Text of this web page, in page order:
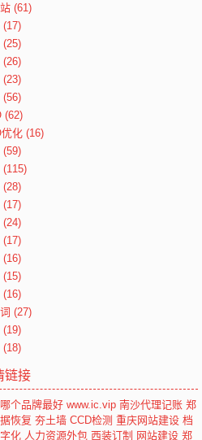
(61)
(17)
(25)
(26)
(23)
(56)
(62)
化 (16)
(59)
(115)
(28)
(17)
(24)
(17)
(16)
(15)
(16)
(27)
(19)
(18)
链接
个品牌最好 www.ic.vip 南沙代理记账 郑
恢复 夯土墙 CCD检测 重庆网站建设 档
化 人力资源外包 西装订制 网站建设 郑